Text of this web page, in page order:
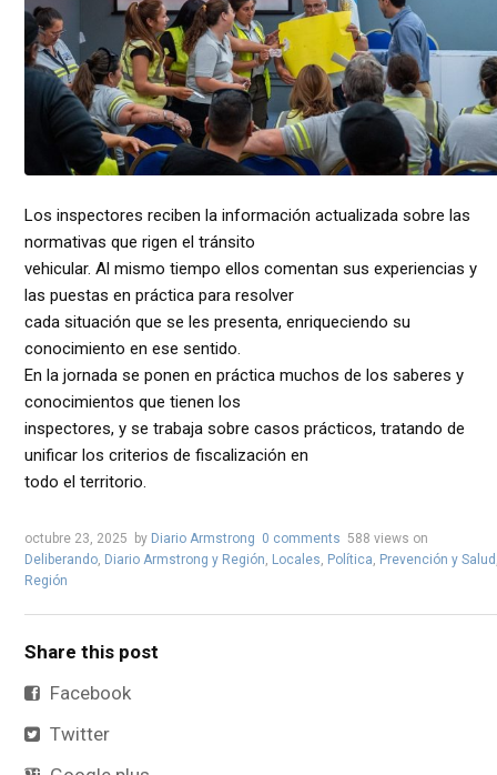
Los inspectores reciben la información actualizada sobre las
normativas que rigen el tránsito
vehicular. Al mismo tiempo ellos comentan sus experiencias y
las puestas en práctica para resolver
cada situación que se les presenta, enriqueciendo su
conocimiento en ese sentido.
En la jornada se ponen en práctica muchos de los saberes y
conocimientos que tienen los
inspectores, y se trabaja sobre casos prácticos, tratando de
unificar los criterios de fiscalización en
todo el territorio.
octubre 23, 2025 by Diario Armstrong 0 comments 588 views on
Deliberando, Diario Armstrong y Región, Locales, Política, Prevención y Salud
Región
Share this post
Facebook
Twitter